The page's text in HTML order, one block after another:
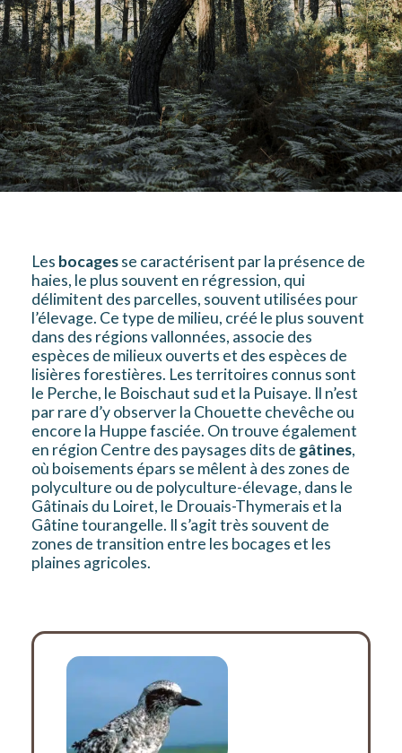
Les bocagesse caractérisent par la présence de
haies, le plus souvent en régression, qui
délimitent des parcelles, souvent utilisées pour
l’élevage. Ce type de milieu, créé le plus souvent
dans des régions vallonnées, associe des
espèces de milieux ouverts et des espèces de
lisières forestières. Les territoires connus sont
le Perche, le Boischaut sud et la Puisaye. Il n’est
par rare d’y observer la Chouette chevêche ou
encore la Huppe fasciée. On trouve également
en région Centre des paysages dits de gâtines,
où boisements épars se mêlent à des zones de
polyculture ou de polyculture-élevage, dans le
Gâtinais du Loiret, le Drouais-Thymerais et la
Gâtine tourangelle. Il s’agit très souvent de
zones de transition entre les bocages et les
plaines agricoles.